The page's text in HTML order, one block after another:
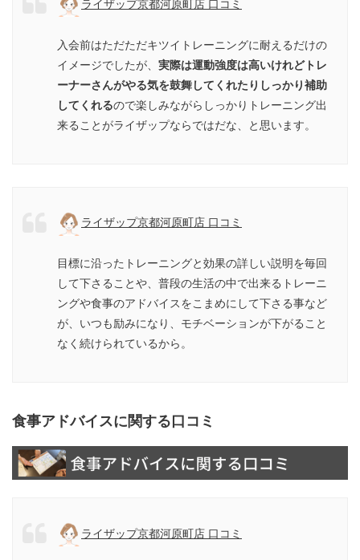
ライザップ京都河原町店 口コミ
入会前はただただキツイトレーニングに耐えるだけの
イメージでしたが、 実際は運動強度は高いけれどトレ
ーナーさんがやる気を鼓舞してくれたりしっかり補助
してくれるので楽しみながらしっかりトレーニング出
来ることがライザップならではだな、と思います。
ライザップ京都河原町店 口コミ
目標に沿ったトレーニングと効果の詳しい説明を毎回
して下さることや、普段の生活の中で出来るトレーニ
ングや食事のアドバイスをこまめにして下さる事など
が、いつも励みになり、モチベーションが下がること
なく続けられているから。
食事アドバイスに関する口コミ
ライザップ京都河原町店 口コミ